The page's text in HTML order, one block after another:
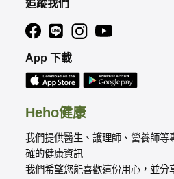
Heho健康
我們提供醫生、護理師、營養師等
確的健康資訊
我們希望您能喜歡這份用心，並分
追蹤我們
App 下載